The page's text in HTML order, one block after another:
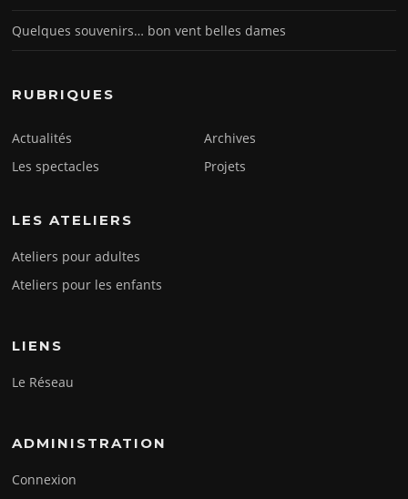
Quelques souvenirs… bon vent belles dames
RUBRIQUES
Actualités
Archives
Les spectacles
Projets
LES ATELIERS
Ateliers pour adultes
Ateliers pour les enfants
LIENS
Le Réseau
ADMINISTRATION
Connexion